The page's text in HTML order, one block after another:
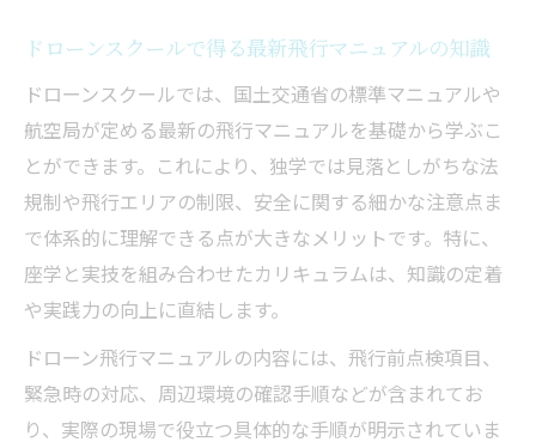
ドローンスクールで得る最新飛行マニュアルの知識
ドローンスクールでは、国土交通省の標準マニュアルや
航空局が定める最新の飛行マニュアルを基礎から学ぶこ
とができます。これにより、独学では見落としがちな法
規制や飛行エリアの制限、安全に関する細かな注意点ま
で体系的に理解できる点が大きなメリットです。特に、
座学と実技を組み合わせたカリキュラムは、知識の定着
や実践力の向上に直結します。
ドローン飛行マニュアルの内容には、飛行前点検項目、
緊急時の対応、周辺環境の確認手順などが含まれてお
り、実際の現場で役立つ具体的な手順が明示されていま